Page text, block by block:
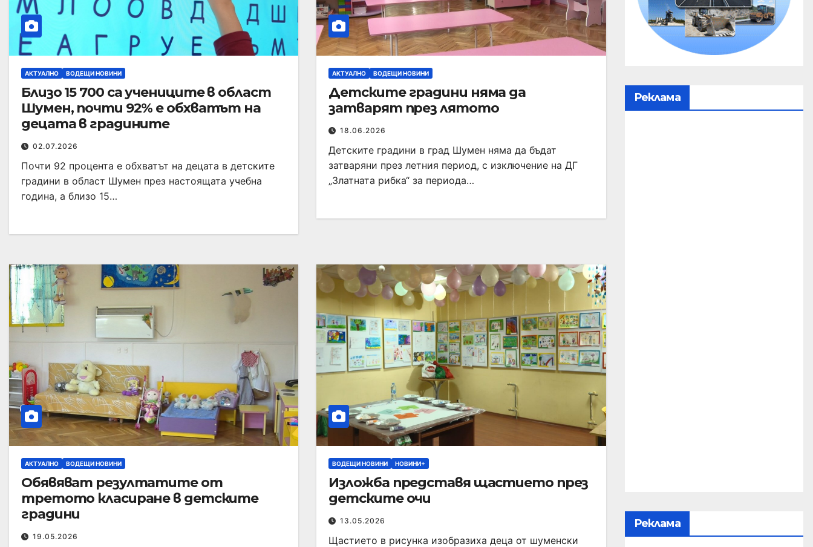
АКТУАЛНО ВОДЕЩИ НОВИНИ
Близо 15 700 са учениците в област
Шумен, почти 92% е обхватът на
децата в градините
02.07.2026
Почти 92 процента е обхватът на децата в детските
градини в област Шумен през настоящата учебна
година, а близо 15…
АКТУАЛНО ВОДЕЩИ НОВИНИ
Детските градини няма да
затварят през лятото
18.06.2026
Детските градини в град Шумен няма да бъдат
затваряни през летния период, с изключение на ДГ
„Златната рибка“ за периода…
АКТУАЛНО ВОДЕЩИ НОВИНИ
Обявяват резултатите от
третото класиране в детските
градини
19.05.2026
ВОДЕЩИ НОВИНИ НОВИНИ+
Изложба представя щастието през
детските очи
13.05.2026
Щастието в рисунка изобразиха деца от шуменски
Реклама
Реклама